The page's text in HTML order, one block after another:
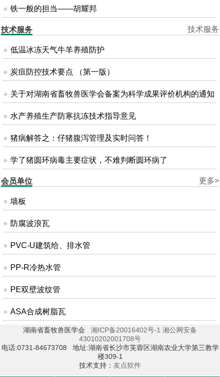
铁一般的担当——胡耀邦
技术服务
技术服务
低温冰冻天气牛羊养殖防护
炭疽防控技术要点 （第一版）
关于对湖南省畜牧兽医学会备案为科学成果评价机构的通知
水产养殖生产防寒抗冻技术指导意见
猪病解答之：仔猪腹泻管理及实时问答！
学了猪圆环病毒主要症状，不难判断圆环病了
更多>
会员单位
墙板
防腐波浪瓦
PVC-U建筑给、排水管
PP-R冷热水管
PE双壁波纹管
ASA合成树脂瓦
湖南省畜牧兽医学会 湘ICP备20016402号-1 湘公网安备
43010202001708号
电话:0731-84673708 地址:湖南省长沙市芙蓉区湖南农业大学第三教学
楼309-1
技术支持： 友点软件